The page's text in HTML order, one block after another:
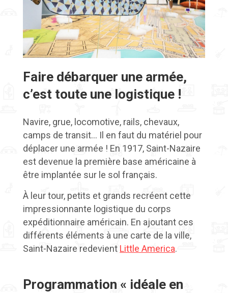
Faire débarquer une armée,
c’est toute une logistique !
Navire, grue, locomotive, rails, chevaux,
camps de transit… Il en faut du matériel pour
déplacer une armée ! En 1917, Saint-Nazaire
est devenue la première base américaine à
être implantée sur le sol français.
À leur tour, petits et grands recréent cette
impressionnante logistique du corps
expéditionnaire américain. En ajoutant ces
différents éléments à une carte de la ville,
Saint-Nazaire redevient Little America.
Programmation « idéale en